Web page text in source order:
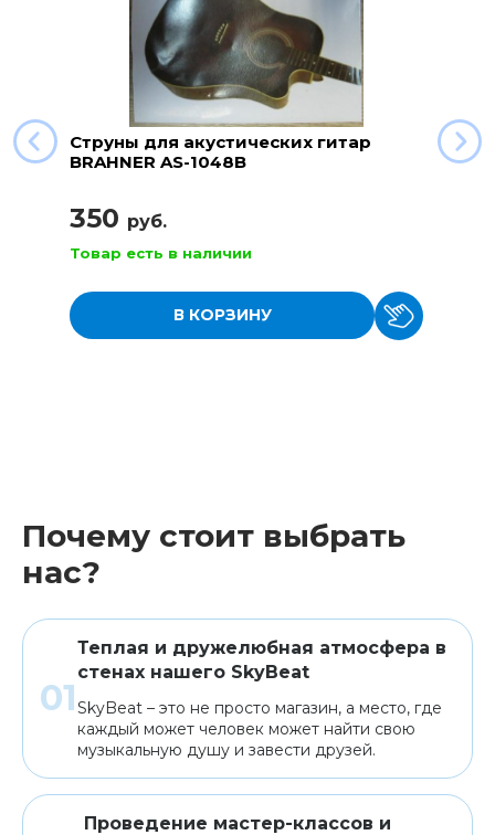
Струны для акустических гитар
BRAHNER AS-1048B
350 руб.
Товар есть в наличии
В КОРЗИНУ
Почему стоит выбрать
нас?
Теплая и дружелюбная атмосфера в
стенах нашего SkyBeat
SkyBeat – это не просто магазин, а место, где
каждый может человек может найти свою
музыкальную душу и завести друзей.
Проведение мастер-классов и